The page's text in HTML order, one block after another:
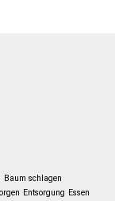
Baum schlagen
Entsorgung Essen